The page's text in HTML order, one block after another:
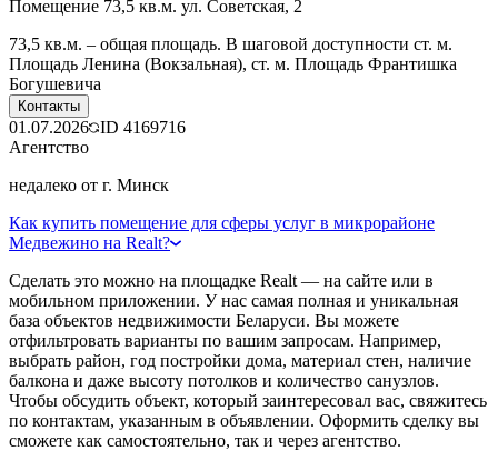
Помещение 73,5 кв.м. ул. Советская, 2
73,5 кв.м. – общая площадь. В шаговой доступности ст. м.
Площадь Ленина (Вокзальная), ст. м. Площадь Франтишка
Богушевича
Контакты
01.07.2026 ID 4169716
Агентство
недалеко от г. Минск
Как купить помещение для сферы услуг в микрорайоне
Медвежино на Realt?
Сделать это можно на площадке Realt — на сайте или в
мобильном приложении. У нас самая полная и уникальная
база объектов недвижимости Беларуси. Вы можете
отфильтровать варианты по вашим запросам. Например,
выбрать район, год постройки дома, материал стен, наличие
балкона и даже высоту потолков и количество санузлов.
Чтобы обсудить объект, который заинтересовал вас, свяжитесь
по контактам, указанным в объявлении. Оформить сделку вы
сможете как самостоятельно, так и через агентство.